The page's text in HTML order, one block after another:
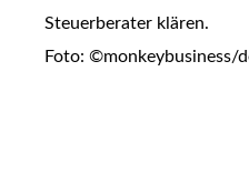
Steuerberater klären.
Foto: ©monkeybusiness/